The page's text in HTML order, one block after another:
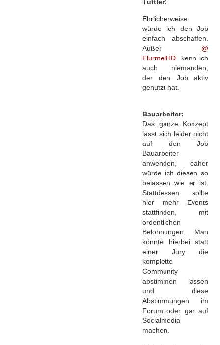
Tüftler:
Ehrlicherweise
würde ich den Job
einfach abschaffen.
Außer
FlurmelHD
kenn ich
auch niemanden,
der den Job aktiv
genutzt hat.
Bauarbeiter:
Das ganze Konzept
lässt sich leider nicht
auf den Job
Bauarbeiter
anwenden, daher
würde ich diesen so
belassen wie er ist.
Stattdessen sollte
hier mehr Events
stattfinden, mit
ordentlichen
Belohnungen. Man
könnte hierbei statt
einer Jury die
komplette
Community
abstimmen lassen
und diese
Abstimmungen im
Forum oder gar auf
Socialmedia
machen.